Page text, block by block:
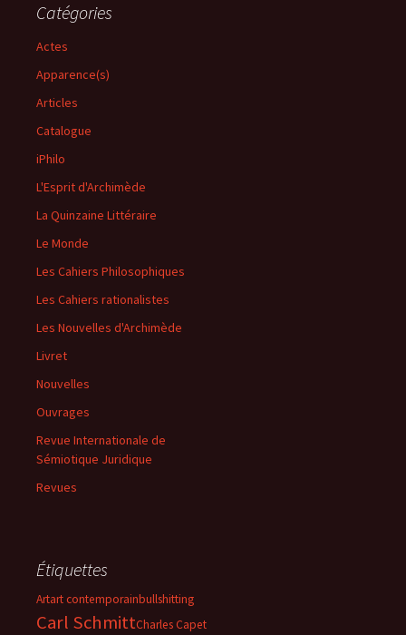
Catégories
Actes
Apparence(s)
Articles
Catalogue
iPhilo
L'Esprit d'Archimède
La Quinzaine Littéraire
Le Monde
Les Cahiers Philosophiques
Les Cahiers rationalistes
Les Nouvelles d'Archimède
Livret
Nouvelles
Ouvrages
Revue Internationale de
Sémiotique Juridique
Revues
Étiquettes
Artart contemporainbullshitting
Carl SchmittCharles Capet